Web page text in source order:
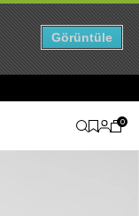
0
Görüntüle